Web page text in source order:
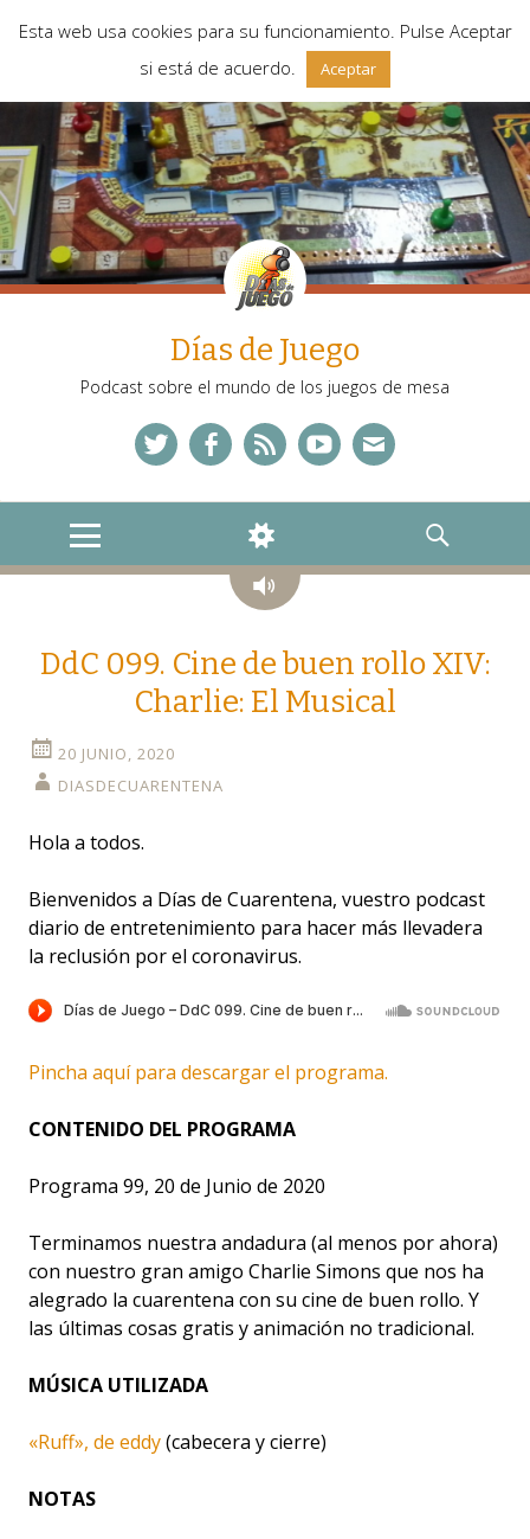
Días de Juego
Podcast sobre el mundo de los juegos de mesa
MENU
WIDGETS
SEARCH
Audio
DdC 099. Cine de buen rollo XIV:
Charlie: El Musical
20 JUNIO, 2020
DIASDECUARENTENA
Hola a todos.
Bienvenidos a Días de Cuarentena, vuestro podcast
diario de entretenimiento para hacer más llevadera
la reclusión por el coronavirus.
Pincha aquí para descargar el programa.
CONTENIDO DEL PROGRAMA
Programa 99, 20 de Junio de 2020
Terminamos nuestra andadura (al menos por ahora)
con nuestro gran amigo Charlie Simons que nos ha
alegrado la cuarentena con su cine de buen rollo. Y
las últimas cosas gratis y animación no tradicional.
MÚSICA UTILIZADA
«Ruff», de eddy(cabecera y cierre)
NOTAS
Esta web usa cookies para su funcionamiento. Pulse Aceptar
si está de acuerdo.
Aceptar